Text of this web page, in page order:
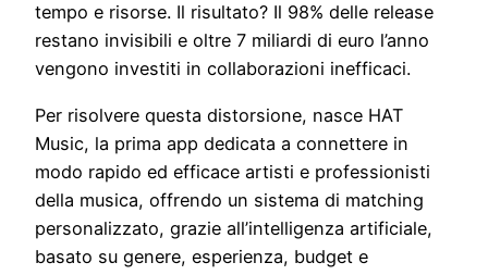
tempo e risorse. Il risultato? Il 98% delle release
restano invisibili e oltre 7 miliardi di euro l’anno
vengono investiti in collaborazioni inefficaci.
Per risolvere questa distorsione, nasce HAT
Music, la prima app dedicata a connettere in
modo rapido ed efficace artisti e professionisti
della musica, offrendo un sistema di matching
personalizzato, grazie all’intelligenza artificiale,
basato su genere, esperienza, budget e